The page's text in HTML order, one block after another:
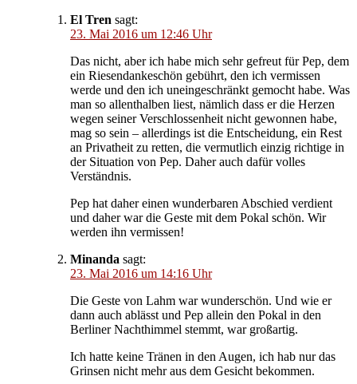
El Tren sagt:
23. Mai 2016 um 12:46 Uhr
Das nicht, aber ich habe mich sehr gefreut für Pep, dem
ein Riesendankeschön gebührt, den ich vermissen
werde und den ich uneingeschränkt gemocht habe. Was
man so allenthalben liest, nämlich dass er die Herzen
wegen seiner Verschlossenheit nicht gewonnen habe,
mag so sein – allerdings ist die Entscheidung, ein Rest
an Privatheit zu retten, die vermutlich einzig richtige in
der Situation von Pep. Daher auch dafür volles
Verständnis.
Pep hat daher einen wunderbaren Abschied verdient
und daher war die Geste mit dem Pokal schön. Wir
werden ihn vermissen!
Minanda sagt:
23. Mai 2016 um 14:16 Uhr
Die Geste von Lahm war wunderschön. Und wie er
dann auch ablässt und Pep allein den Pokal in den
Berliner Nachthimmel stemmt, war großartig.
Ich hatte keine Tränen in den Augen, ich hab nur das
Grinsen nicht mehr aus dem Gesicht bekommen.